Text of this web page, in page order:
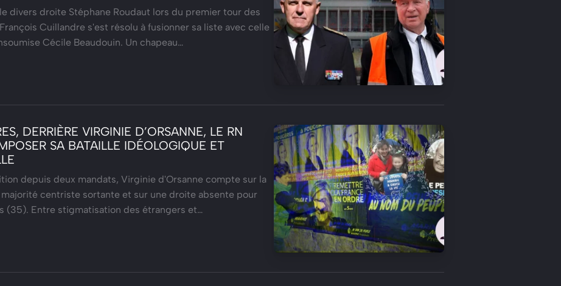
divers droite Stéphane Roudaut lors du premier tour des
Cuillandre s'est résolu à fusionner sa liste avec celle
Cécile Beaudouin. Un chapeau…
DERRIÈRE VIRGINIE D’ORSANNE, LE RN
SA BATAILLE IDÉOLOGIQUE ET
depuis deux mandats, Virginie d'Orsanne compte sur la
centriste sortante et sur une droite absente pour
(35). Entre stigmatisation des étrangers et…